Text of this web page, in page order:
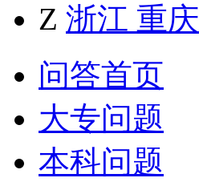
Z 浙江 重庆
问答首页
大专问题
本科问题